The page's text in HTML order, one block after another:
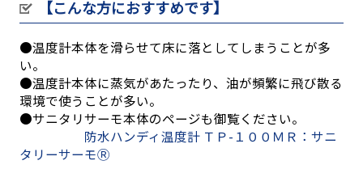
【こんな方におすすめです】
●温度計本体を滑らせて床に落としてしまうことが多
い。
●温度計本体に蒸気があたったり、油が頻繁に飛び散る
環境で使うことが多い。
●サニタリサーモ本体のページも御覧ください。
防水ハンディ温度計 ＴＰ-１００ＭＲ：サニ
タリーサーモⓇ